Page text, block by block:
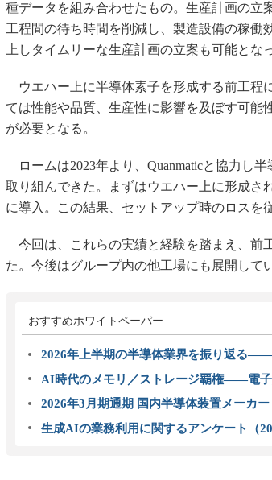
種データを組み合わせたもの。生産計画の立
工程間の待ち時間を削減し、製造設備の稼働
上しタイムリーな生産計画の立案も可能とな
ウエハー上に半導体素子を形成する前工程
ては性能や品質、生産性に影響を及ぼす可能
が必要となる。
ロームは2023年より、Quanmaticと協力し
取り組んできた。まずはウエハー上に形成さ
に導入。この結果、セットアップ時のロスを
今回は、これらの実績と経験を踏まえ、前
た。今後はグループ内の他工場にも展開して
おすすめホワイトペーパー
2026年上半期の半導体業界を振り返る
AI時代のメモリ／ストレージ覇権――電子
2026年3月期通期 国内半導体装置メーカ
生成AIの業務利用に関するアンケート（